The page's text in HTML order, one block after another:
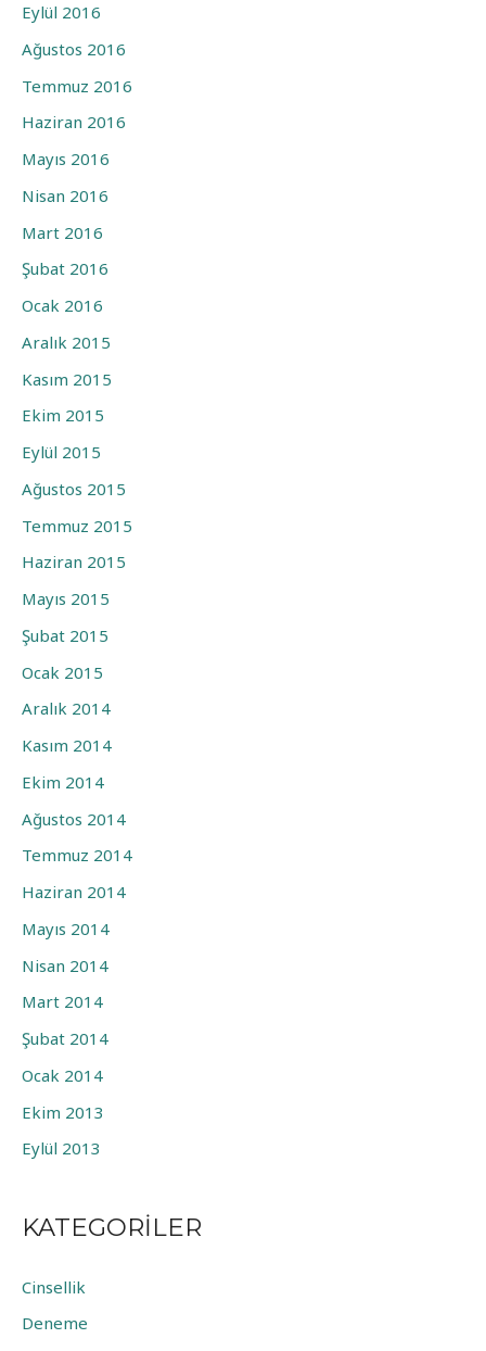
Eylül 2016
Ağustos 2016
Temmuz 2016
Haziran 2016
Mayıs 2016
Nisan 2016
Mart 2016
Şubat 2016
Ocak 2016
Aralık 2015
Kasım 2015
Ekim 2015
Eylül 2015
Ağustos 2015
Temmuz 2015
Haziran 2015
Mayıs 2015
Şubat 2015
Ocak 2015
Aralık 2014
Kasım 2014
Ekim 2014
Ağustos 2014
Temmuz 2014
Haziran 2014
Mayıs 2014
Nisan 2014
Mart 2014
Şubat 2014
Ocak 2014
Ekim 2013
Eylül 2013
KATEGORILER
Cinsellik
Deneme